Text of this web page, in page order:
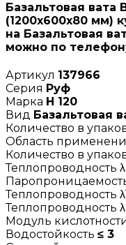
Базальтовая вата
(1200х600х80 мм)
на Базальтовая
можно по
Артикул 137966
Серия Руф
Марка Н 120
Вид Базальтовая
Количество в
Область
Количество в
Теплопроводность
Теплопроводность
Теплопроводность
Модуль
Водостойкость ≤ 3